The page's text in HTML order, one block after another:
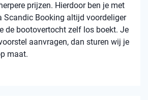
prijzen. Hierdoor ben je met
Scandic Booking altijd voordeliger
de bootovertocht zelf los boekt. Je
aanvragen, dan sturen wij je
maat.